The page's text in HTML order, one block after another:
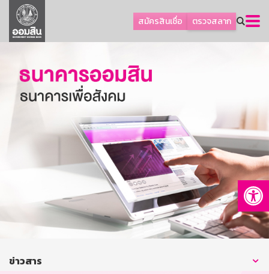
สมัครสินเชื่อ ตรวจสลาก
ลูกค้าธุรกิจ
ลูกค้าผู้ประกอบรายย่อย
ออมเพื่อสุข
เกี่ยวกับธนาคาร
การพัฒนาที่ยั่งยืน
บริการทางการเงิน
ติดต่อเรา
บริการออนไลน์
ข่าวสาร